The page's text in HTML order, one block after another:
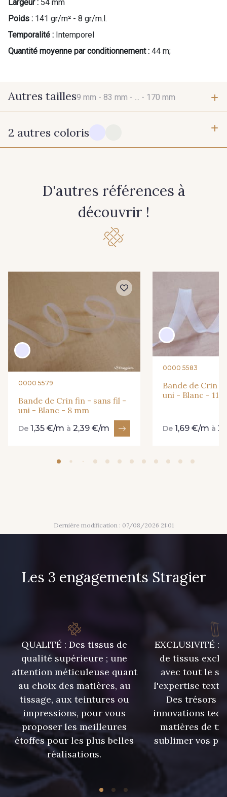
Largeur : 54 mm
Poids : 141 gr/m² - 8 gr/m.l.
Temporalité : Intemporel
Quantité moyenne par conditionnement : 44 m;
Autres tailles9 mm - 83 mm - ... - 170 mm
9 mm
2 autres coloris
D'autres références à
découvrir !
0000 5579
Bande de Crin fin - sans fil -
uni - Blanc - 8 mm
De 1,35 €/m à 2,39 €/m
0000 5583
Bande de Crin
uni - Blanc - 11
De1,69 €/m à
Dernière modification : 07/08/2026 21:01
Les 3 engagements Stragier
QUALITÉ : Des tissus de
qualité supérieure ; une
attention méticuleuse quant
au choix des matières, au
tissage, aux teintures ou
impressions, pour vous
proposer les meilleures
étoffes pour les plus belles
réalisations.
EXCLUSIVITÉ :
de tissus
avec tout le
l'expertise
Des trésors
innovations
matières de
sublimer vos